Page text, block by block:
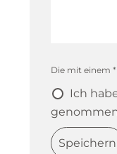
Die mit einem
Ich
Speichern